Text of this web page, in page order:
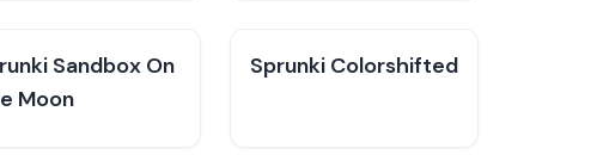
Sandbox On
Moon
Sprunki Colorshifted